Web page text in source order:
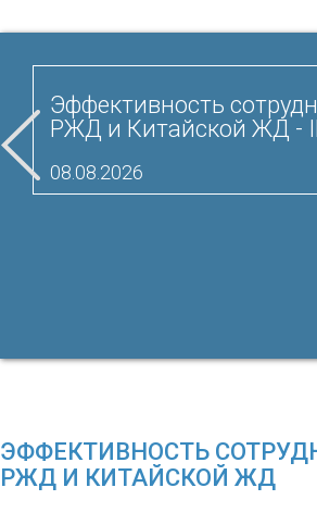
Эффективность
РЖД и Китайской ЖД -
08.08.2026
ЭФФЕКТИВНОСТЬ
РЖД И КИТАЙСКОЙ ЖД